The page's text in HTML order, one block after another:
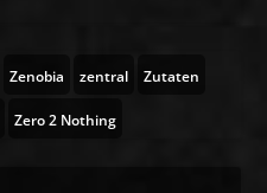
Zenobia zentral Zutaten
Zero 2 Nothing